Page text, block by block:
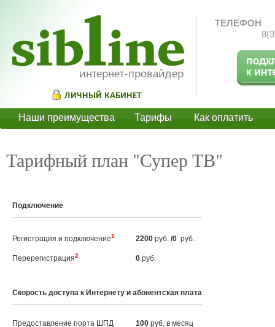
ТЕЛЕФОН
Наши преимущества Тарифы Как оплатить
Тарифный план "Супер ТВ"
Подключение
Регистрация и подключение1 2200 руб. /0 руб.
Перерегистрация2 0 руб.
Скорость доступа к Интернету и абонентская плата
Предоставление порта ШПД 100 руб. в месяц